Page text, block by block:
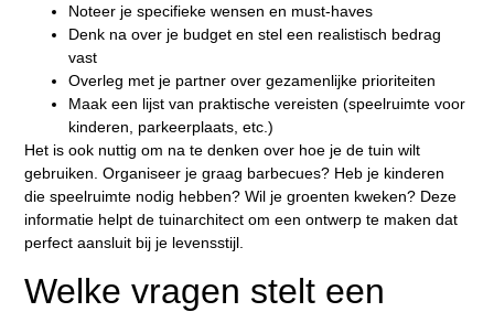
Noteer je specifieke wensen en must-haves
Denk na over je budget en stel een realistisch bedrag
vast
Overleg met je partner over gezamenlijke prioriteiten
Maak een lijst van praktische vereisten (speelruimte voor
kinderen, parkeerplaats, etc.)
Het is ook nuttig om na te denken over hoe je de tuin wilt
gebruiken. Organiseer je graag barbecues? Heb je kinderen
die speelruimte nodig hebben? Wil je groenten kweken? Deze
informatie helpt de tuinarchitect om een ontwerp te maken dat
perfect aansluit bij je levensstijl.
Welke vragen stelt een